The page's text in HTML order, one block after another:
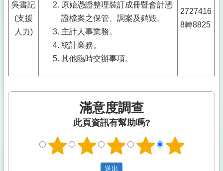
吳書記
(支援
人力)
原始憑證整理裝訂成冊暨會計憑
證檔案之保管、調案及銷毀。
主計人事業務。
統計業務。
其他臨時交辦事項。
2727416
8轉8825
滿意度調查
此頁資訊有幫助嗎?